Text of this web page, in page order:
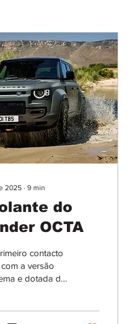
2025 ∙ 9 min
do
OCTA
contacto
a versão
e dotada de